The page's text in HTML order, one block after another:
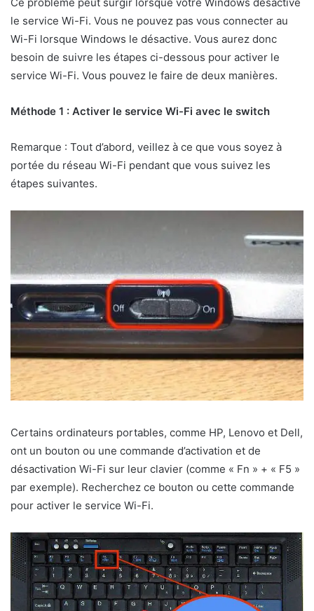
le service Wi-Fi. Vous ne pouvez pas vous connecter au
Wi-Fi lorsque Windows le désactive. Vous aurez donc
besoin de suivre les étapes ci-dessous pour activer le
service Wi-Fi. Vous pouvez le faire de deux manières.
Méthode 1 : Activer le service Wi-Fi avec le switch
Remarque : Tout d’abord, veillez à ce que vous soyez à
portée du réseau Wi-Fi pendant que vous suivez les
étapes suivantes.
Certains ordinateurs portables, comme HP, Lenovo et Dell,
ont un bouton ou une commande d’activation et de
désactivation Wi-Fi sur leur clavier (comme « Fn » + « F5 »
par exemple). Recherchez ce bouton ou cette commande
pour activer le service Wi-Fi.